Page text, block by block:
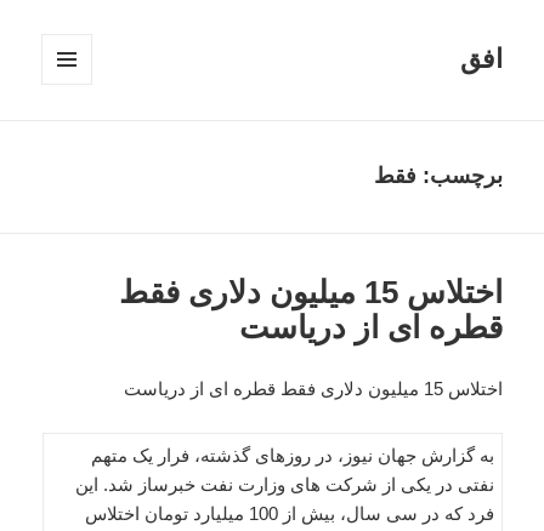
افق
برچسب: فقط
اختلاس 15 میلیون دلاری فقط
قطره ای از دریاست
اختلاس 15 میلیون دلاری فقط قطره ای از دریاست
به گزارش جهان نیوز، در روزهای گذشته، فرار یک متهم
نفتی در یکی از شرکت های وزارت نفت خبرساز شد. این
فرد که در سی سال، بیش از 100 میلیارد تومان اختلاس